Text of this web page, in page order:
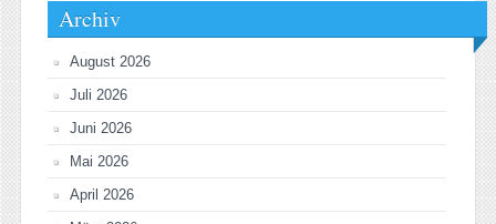
Archiv
August 2026
Juli 2026
Juni 2026
Mai 2026
April 2026